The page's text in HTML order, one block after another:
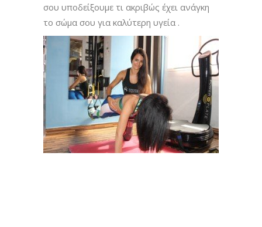
σου υποδείξουμε τι ακριβώς έχει ανάγκη
το σώμα σου για καλύτερη υγεία .